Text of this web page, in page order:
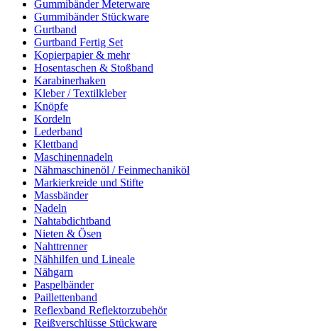
Gummibänder Meterware
Gummibänder Stückware
Gurtband
Gurtband Fertig Set
Kopierpapier & mehr
Hosentaschen & Stoßband
Karabinerhaken
Kleber / Textilkleber
Knöpfe
Kordeln
Lederband
Klettband
Maschinennadeln
Nähmaschinenöl / Feinmechaniköl
Markierkreide und Stifte
Massbänder
Nadeln
Nahtabdichtband
Nieten & Ösen
Nahttrenner
Nähhilfen und Lineale
Nähgarn
Paspelbänder
Paillettenband
Reflexband Reflektorzubehör
Reißverschlüsse Stückware